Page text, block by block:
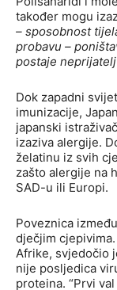
također mogu
– sposobnost
probavu –
postaje
Dok zapadni
imunizacije,
japanski
izaziva alergije.
želatinu iz svih
zašto alergije na
SAD-u ili Europi.
Poveznica
dječjim
Afrike, svjedočio
nije posljedica
proteina. “Prvi